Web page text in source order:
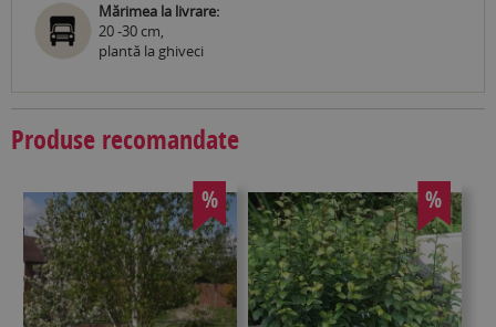
Mărimea la livrare:
20 -30 cm,
plantă la ghiveci
Produse recomandate
% %